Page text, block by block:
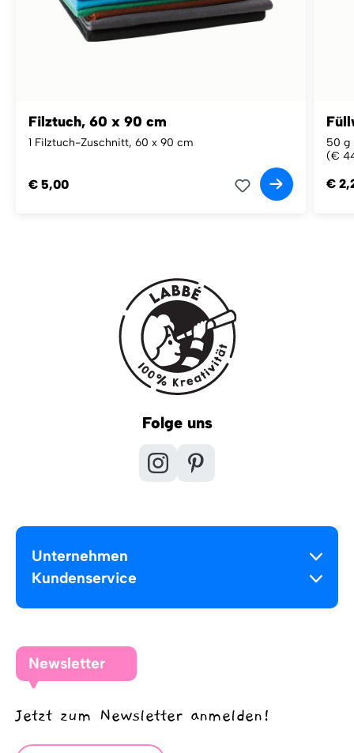
Filztuch, 60 x 90 cm
1 Filztuch-Zuschnitt, 60 x 90 cm
€ 5,00
50 g
(€
€
Folge uns
Unternehmen
Kundenservice
Newsletter
Jetzt zum Newsletter anmelden!